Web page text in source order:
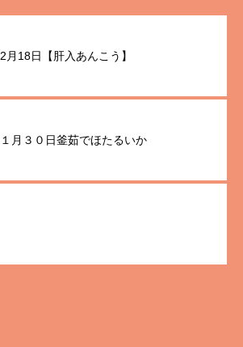
2月18日【肝入あんこう】
１月３０日釜茹でほたるいか